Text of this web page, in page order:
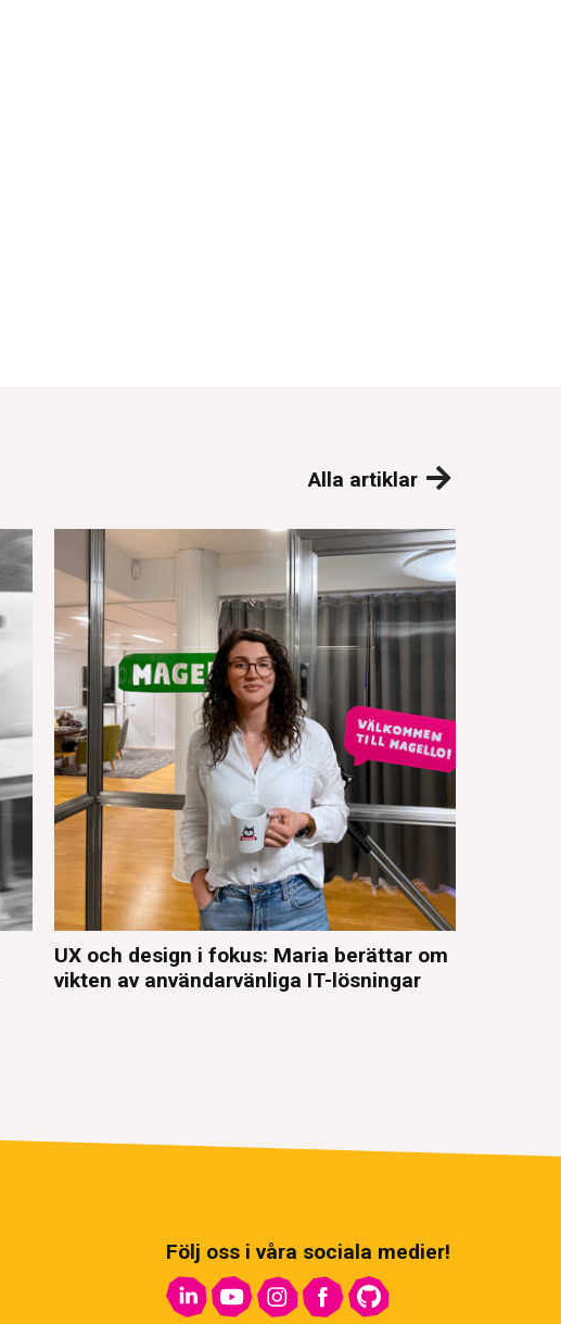
Alla artiklar
UX och design i fokus: Maria berättar om
vikten av användarvänliga IT-lösningar
Följ oss i våra sociala medier!